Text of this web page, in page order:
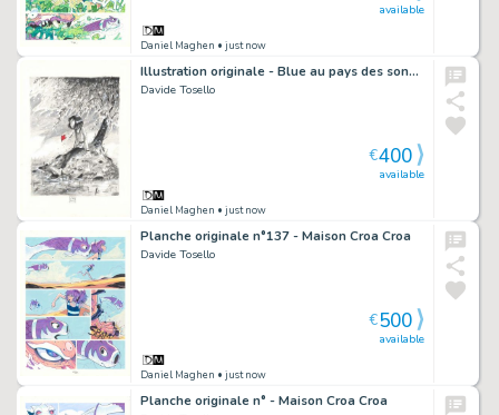
Daniel Maghen • just now
available
Illustration originale - Blue au pays des songes
Davide Tosello
Daniel Maghen • just now
available
€400
Planche originale n°137 - Maison Croa Croa
Davide Tosello
Daniel Maghen • just now
available
€500
Planche originale n° - Maison Croa Croa